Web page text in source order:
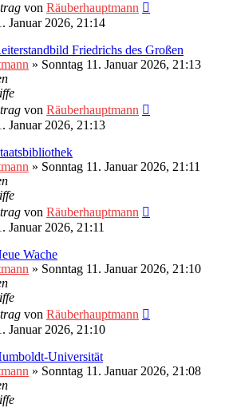
von Räuberhauptmann
Januar 2026, 21:14
Friedrichs des Großen
» Sonntag 11. Januar 2026, 21:13
von Räuberhauptmann
Januar 2026, 21:13
» Sonntag 11. Januar 2026, 21:11
von Räuberhauptmann
Januar 2026, 21:11
Wache
» Sonntag 11. Januar 2026, 21:10
von Räuberhauptmann
Januar 2026, 21:10
Universität
» Sonntag 11. Januar 2026, 21:08